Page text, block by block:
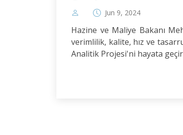
Jun 9, 2024
Hazine ve Maliye Bakanı
verimlilik, kalite, hız ve
Analitik Projesi'ni hayata